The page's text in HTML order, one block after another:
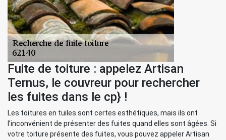
Fuite de toiture : appelez Artisan
Ternus, le couvreur pour rechercher
les fuites dans le cp} !
Les toitures en tuiles sont certes esthétiques, mais ils ont
l’inconvénient de présenter des fuites quand elles sont âgées. Si
votre toiture présente des fuites, vous pouvez appeler Artisan